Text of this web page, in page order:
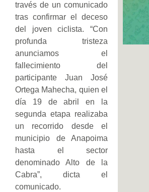
través de un comunicado
tras confirmar el deceso
del joven ciclista. “Con
profunda tristeza
anunciamos el
fallecimiento del
participante Juan José
Ortega Mahecha, quien el
día 19 de abril en la
segunda etapa realizaba
un recorrido desde el
municipio de Anapoima
hasta el sector
denominado Alto de la
Cabra”, dicta el
comunicado.